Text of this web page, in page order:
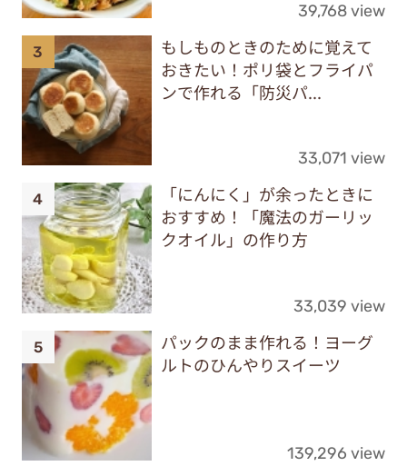
39,768 view
もしものときのために覚えて
おきたい！ポリ袋とフライパ
ンで作れる「防災パ...
33,071 view
「にんにく」が余ったときに
おすすめ！「魔法のガーリッ
クオイル」の作り方
33,039 view
パックのまま作れる！ヨーグ
ルトのひんやりスイーツ
139,296 view